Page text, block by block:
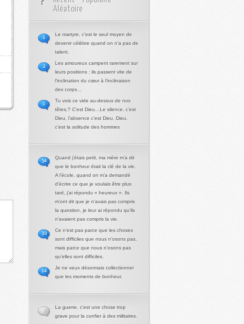
Aléatoire
Le martyre, c’est le seul moyen de
devenir célèbre quand on n’a pas de
talent.
1
Les amoureux campent rarement sur
leurs positions : ils passent vite de
l’inclination du cœur à l’inclinaison
des corps…
2
Tu vois ce vide au-dessus de nos
têtes,? C’est Dieu…Le silence, c’est
Dieu, l’absence c’est Dieu. Dieu,
c’est la solitude des hommes
1
Quand j’étais petit, ma mère m’a dit
que le bonheur était la clé de la vie.
A l’école, quand on m’a demandé
d’écrire ce que je voulais être plus
tard, j’ai répondu « heureux ». Ils
m’ont dit que je n’avais pas compris
la question, je leur ai répondu qu’ils
n’avaient pas compris la vie.
54
Ce n’est pas parce que les choses
sont difficiles que nous n’osons pas,
mais parce que nous n’osons pas
qu’elles sont difficiles.
30
Je ne veux désormais collectionner
que les moments de bonheur.
14
La guerre, c’est une chose trop
grave pour la confier à des militaires.
0